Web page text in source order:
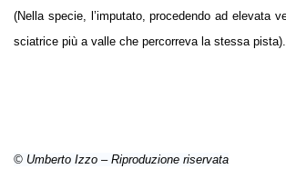
(Nella specie, l’imputato, procedendo ad elevata
sciatrice più a valle che percorreva la stessa pista).
© Umberto Izzo – Riproduzione riservata